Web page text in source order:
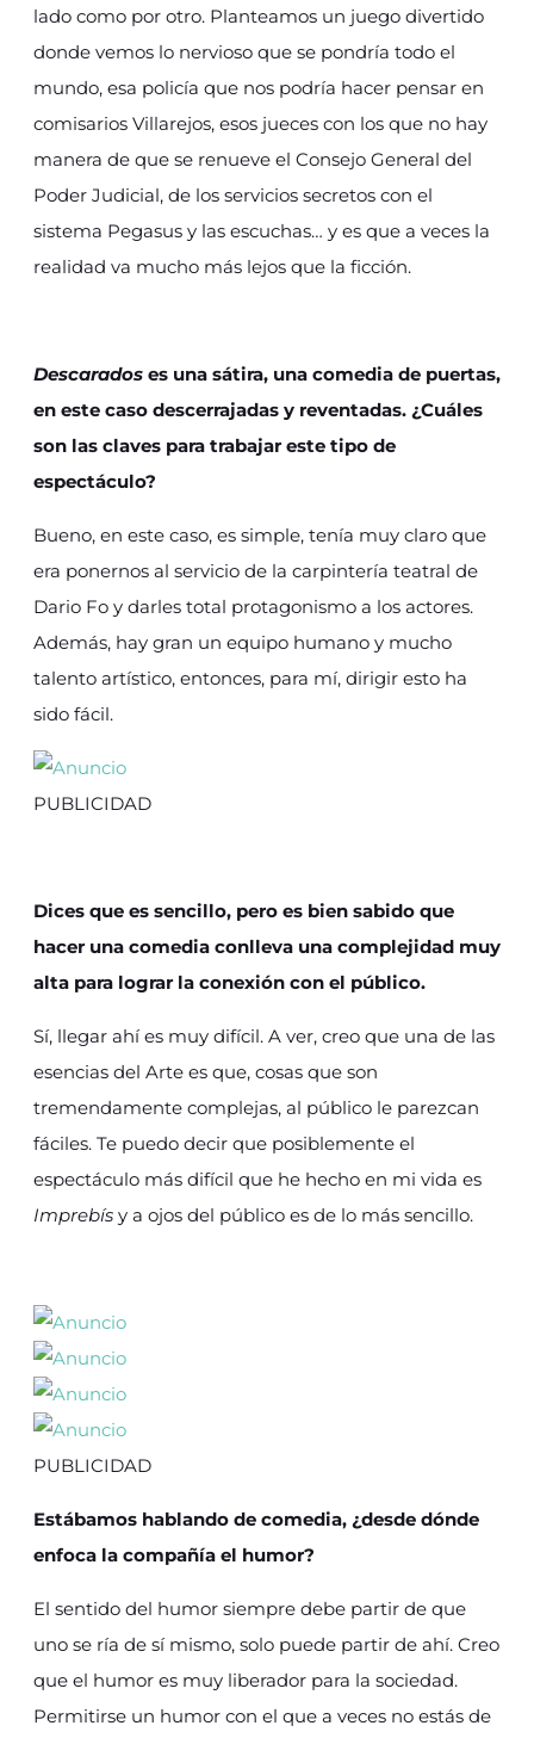
lado como por otro. Planteamos un juego divertido
donde vemos lo nervioso que se pondría todo el
mundo, esa policía que nos podría hacer pensar en
comisarios Villarejos, esos jueces con los que no hay
manera de que se renueve el Consejo General del
Poder Judicial, de los servicios secretos con el
sistema Pegasus y las escuchas… y es que a veces la
realidad va mucho más lejos que la ficción.
Descarados es una sátira, una comedia de puertas,
en este caso descerrajadas y reventadas. ¿Cuáles
son las claves para trabajar este tipo de
espectáculo?
Bueno, en este caso, es simple, tenía muy claro que
era ponernos al servicio de la carpintería teatral de
Dario Fo y darles total protagonismo a los actores.
Además, hay gran un equipo humano y mucho
talento artístico, entonces, para mí, dirigir esto ha
sido fácil.
PUBLICIDAD
Dices que es sencillo, pero es bien sabido que
hacer una comedia conlleva una complejidad muy
alta para lograr la conexión con el público.
Sí, llegar ahí es muy difícil. A ver, creo que una de las
esencias del Arte es que, cosas que son
tremendamente complejas, al público le parezcan
fáciles. Te puedo decir que posiblemente el
espectáculo más difícil que he hecho en mi vida es
Imprebís y a ojos del público es de lo más sencillo.
PUBLICIDAD
Estábamos hablando de comedia, ¿desde dónde
enfoca la compañía el humor?
El sentido del humor siempre debe partir de que
uno se ría de sí mismo, solo puede partir de ahí. Creo
que el humor es muy liberador para la sociedad.
Permitirse un humor con el que a veces no estás de